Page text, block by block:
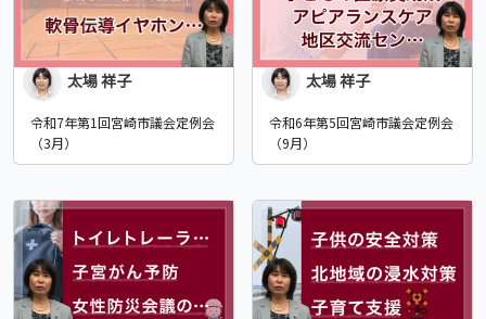
太場 祥子
令和7年第1回宮崎市議会定例会
（3月）
太場 祥子
令和6年第5回宮崎市議会定例会
（9月）